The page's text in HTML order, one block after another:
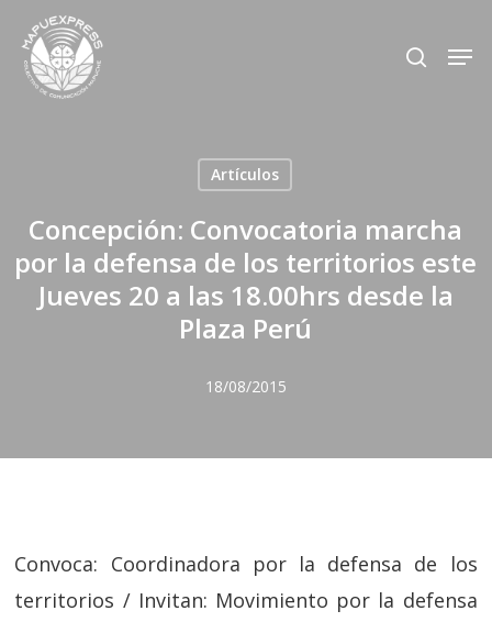
main
search
Artículos
Concepción: Convocatoria marcha
por la defensa de los territorios este
Jueves 20 a las 18.00hrs desde la
Plaza Perú
18/08/2015
Convoca: Coordinadora por la defensa de los
territorios / Invitan: Movimiento por la defensa
Close